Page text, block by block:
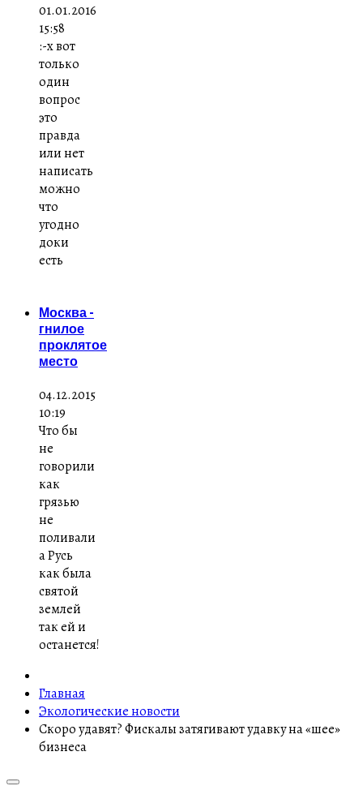
01.01.2016
15:58
:-x вот
только
один
вопрос
это
правда
или нет
написать
можно
что
угодно
доки
есть
Москва -
гнилое
проклятое
место
04.12.2015
10:19
Что бы
не
говорили
как
грязью
не
поливали
а Русь
как была
святой
землей
так ей и
останется!
Главная
Экологические новости
Скоро удавят? Фискалы затягивают удавку на «шее»
бизнеса